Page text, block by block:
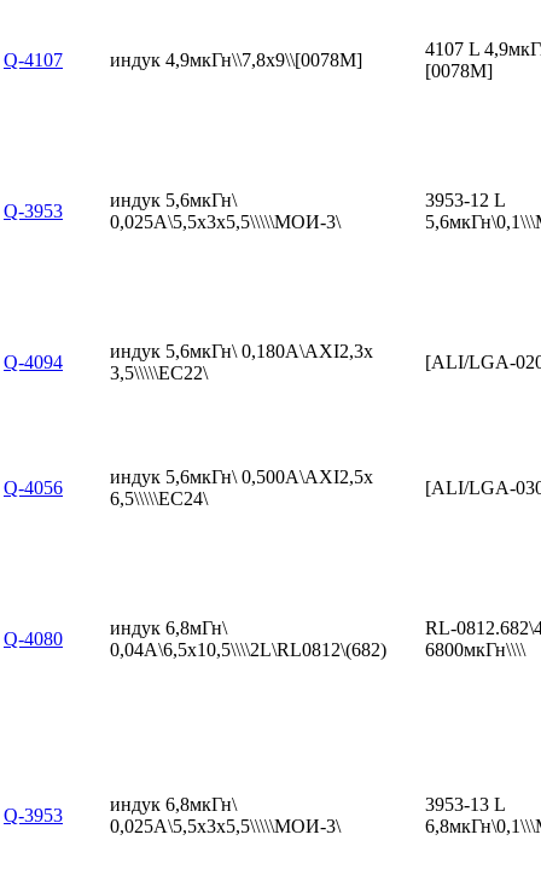
Q-4107 индук 4,9мкГн\\7,8x9\\[0078M]
4107 L
[0078M]
Q-3953
индук 5,6мкГн\
0,025А\5,5x3x5,5\\\\\МОИ-3\
3953-12 L
Q-4094
индук 5,6мкГн\ 0,180А\AXI2,3x
3,5\\\\\EC22\
[ALI/LGA-
Q-4056
индук 5,6мкГн\ 0,500А\AXI2,5x
6,5\\\\\EC24\
[ALI/LGA-
Q-4080
индук 6,8мГн\
0,04А\6,5x10,5\\\\2L\RL0812\(682)
RL-
6800мкГн\\\\
Q-3953
индук 6,8мкГн\
0,025А\5,5x3x5,5\\\\\МОИ-3\
3953-13 L